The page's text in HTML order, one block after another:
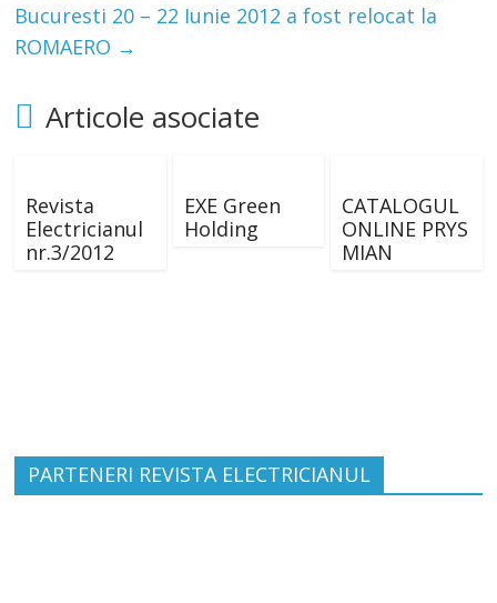
Bucuresti 20 – 22 Iunie 2012 a fost relocat la
ROMAERO →
Articole asociate
Revista
Electricianul
nr.3/2012
EXE Green
Holding
CATALOGUL
ONLINE PRYS
MIAN
PARTENERI REVISTA ELECTRICIANUL